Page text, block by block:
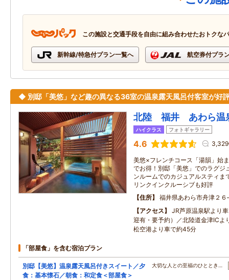
この施設と交通手段を自由に組み合わせたおトクな
新幹線/特急付プラン一覧へ 航空券付プラ
◆ 別邸「美悠」など趣の異なる36室の温泉露天風呂付客室が好
北陸 福井 あわら
ハイクラス フォトギャラリー
4.6
美悠×フレンチコース「湯韻」始
でお得！別邸「美悠」でのラグジ
ンルームでのカジュアルスティま
リンクインクルーシブも好評
住所
福井県あわら市舟津２
アクセス
JR芦原温泉駅より
迎有・要予約）／北陸道金津ICよ
松空港より車で約45分
「部屋食」を含む宿泊プラン
別邸【美悠】温泉露天風呂付きスイート／夕
食：基本懐石／朝食：和定食＜部屋食＞
大切な人との至福のひととき…